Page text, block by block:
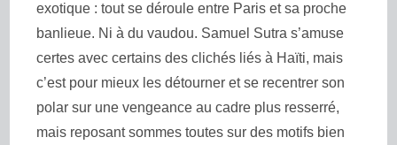
exotique : tout se déroule entre Paris et sa proche
banlieue. Ni à du vaudou. Samuel Sutra s’amuse
certes avec certains des clichés liés à Haïti, mais
c’est pour mieux les détourner et se recentrer son
polar sur une vengeance au cadre plus resserré,
mais reposant sommes toutes sur des motifs bien